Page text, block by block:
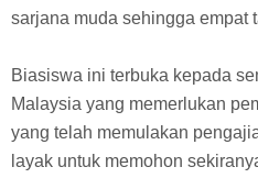
sarjana muda sehingga empat
Biasiswa ini terbuka kepada
Malaysia yang memerlukan
yang telah memulakan
layak untuk memohon